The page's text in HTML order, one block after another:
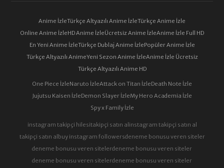
Anime İzleTürkçe Altyazılı Anime İzleTürkçe Anime İzle
Online Anime İzleHD Anime İzleÜcretsiz Anime İzleAnime İzle Full HD
En Yeni Anime İzleTürkçe Dublaj Anime İzlePopüler Anime İzle
Türkçe Altyazılı AnimeYeni Sezon Anime İzleAnime İzle Ücretsiz
Türkçe Altyazılı Anime HD
One Piece İzleNaruto İzleAttack on Titan İzleDeath Note İzle
Jujutsu Kaisen İzleDemon Slayer İzleMy Hero Academia İzle
Spy x Family İzle
instagram takipçi hilesitakipçi satın alinstagram takipçi satın al
takipçi satın albuy instagram followersdeneme bonusu veren siteler
deneme bonusu veren sitelerdeneme bonusu veren siteler
deneme bonusu veren sitelerdeneme bonusu veren siteler